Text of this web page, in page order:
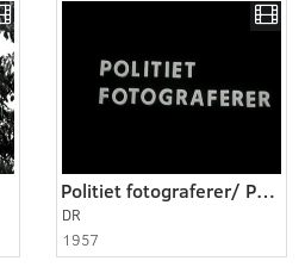
Politiet fotograferer/ Politiets nyeste fotometode
DR
1957